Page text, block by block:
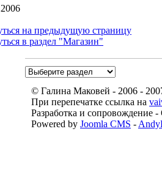
на предыдущую страницу
в раздел "Магазин"
© Галина Маковей - 2006 -
При перепечатке ссылка на
Разработка и сопровождение -
Powered by Joomla CMS -